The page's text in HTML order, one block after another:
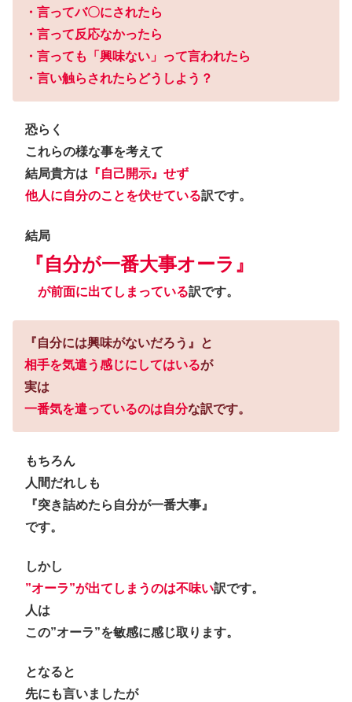
・言ってバ〇にされたら
・言って反応なかったら
・言っても「興味ない」って言われたら
・言い触らされたらどうしよう？
恐らく
これらの様な事を考えて
結局貴方は 『自己開示』せず
他人に自分のことを伏せている訳です。
結局
『自分が一番大事オーラ』
が前面に出てしまっている訳です。
『自分には興味がないだろう』と
相手を気遣う感じにしてはいるが
実は
一番気を遣っているのは自分な訳です。
もちろん
人間だれしも
『突き詰めたら自分が一番大事』
です。
しかし
”オーラ”が出てしまうのは不味い訳です。
人は
この”オーラ”を敏感に感じ取ります。
となると
先にも言いましたが